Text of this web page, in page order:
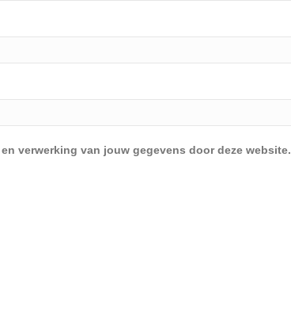
verwerking van jouw gegevens door deze website.